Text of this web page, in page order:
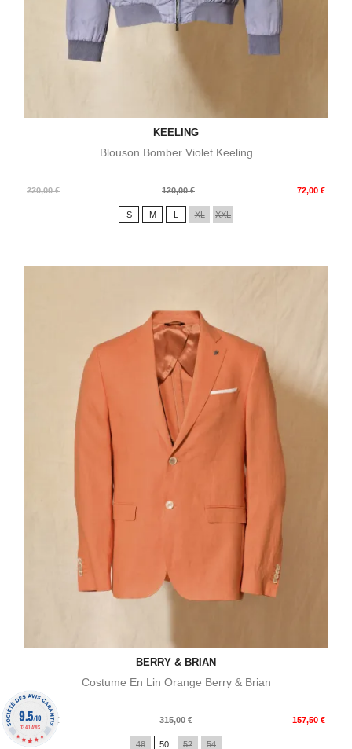
KEELING
Blouson Bomber Violet Keeling
220,00 €
Prix
120,00 € 72,00 €
Prix
S M XL XXL
BERRY & BRIAN
Costume En Lin Orange Berry & Brian
522,00 €
Prix
315,00 € 157,50 €
Prix
48 50 52 54
9.5/10
1340 AVIS